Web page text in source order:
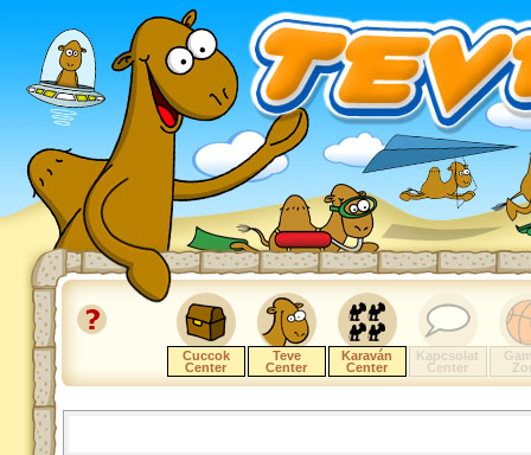
Cuccok
Center
Teve
Center
Karaván
Center
Kapcsolat
Center